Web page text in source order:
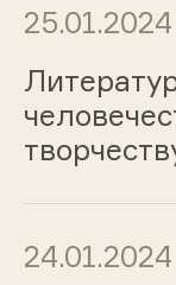
25.01.2024
24.01.2024